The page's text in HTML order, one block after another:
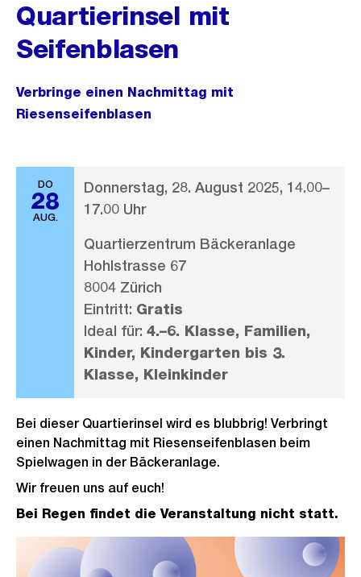
Quartierinsel mit
Seifenblasen
Verbringe einen Nachmittag mit
Riesenseifenblasen
DO
28
AUG.
Donnerstag, 28. August 2025, 14.00–
17.00 Uhr
Quartierzentrum Bäckeranlage
Hohlstrasse 67
8004 Zürich
Eintritt: Gratis
Ideal für: 4.–6. Klasse, Familien,
Kinder, Kindergarten bis 3.
Klasse, Kleinkinder
Bei dieser Quartierinsel wird es blubbrig! Verbringt
einen Nachmittag mit Riesenseifenblasen beim
Spielwagen in der Bäckeranlage.
Wir freuen uns auf euch!
Bei Regen findet die Veranstaltung nicht statt.